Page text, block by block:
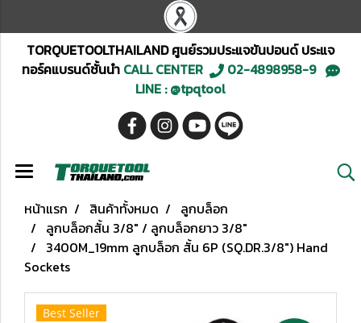
TORQUETOOLTHAILAND ศูนย์รวมประแจขันปอนด์ ประแจ
ทอร์คแบรนด์ชั้นนำCALL CENTER
02-4898958-9
LINE : @tpqtool
หน้าแรก สินค้าทั้งหมด
ลูกบล็อก
ลูกบล็อกสั้น 3/8" / ลูกบล็อกยาว 3/8"
3400M_19mm ลูกบล็อก สั้น 6P (SQ.DR.3/8") Hand
Sockets
Best Seller